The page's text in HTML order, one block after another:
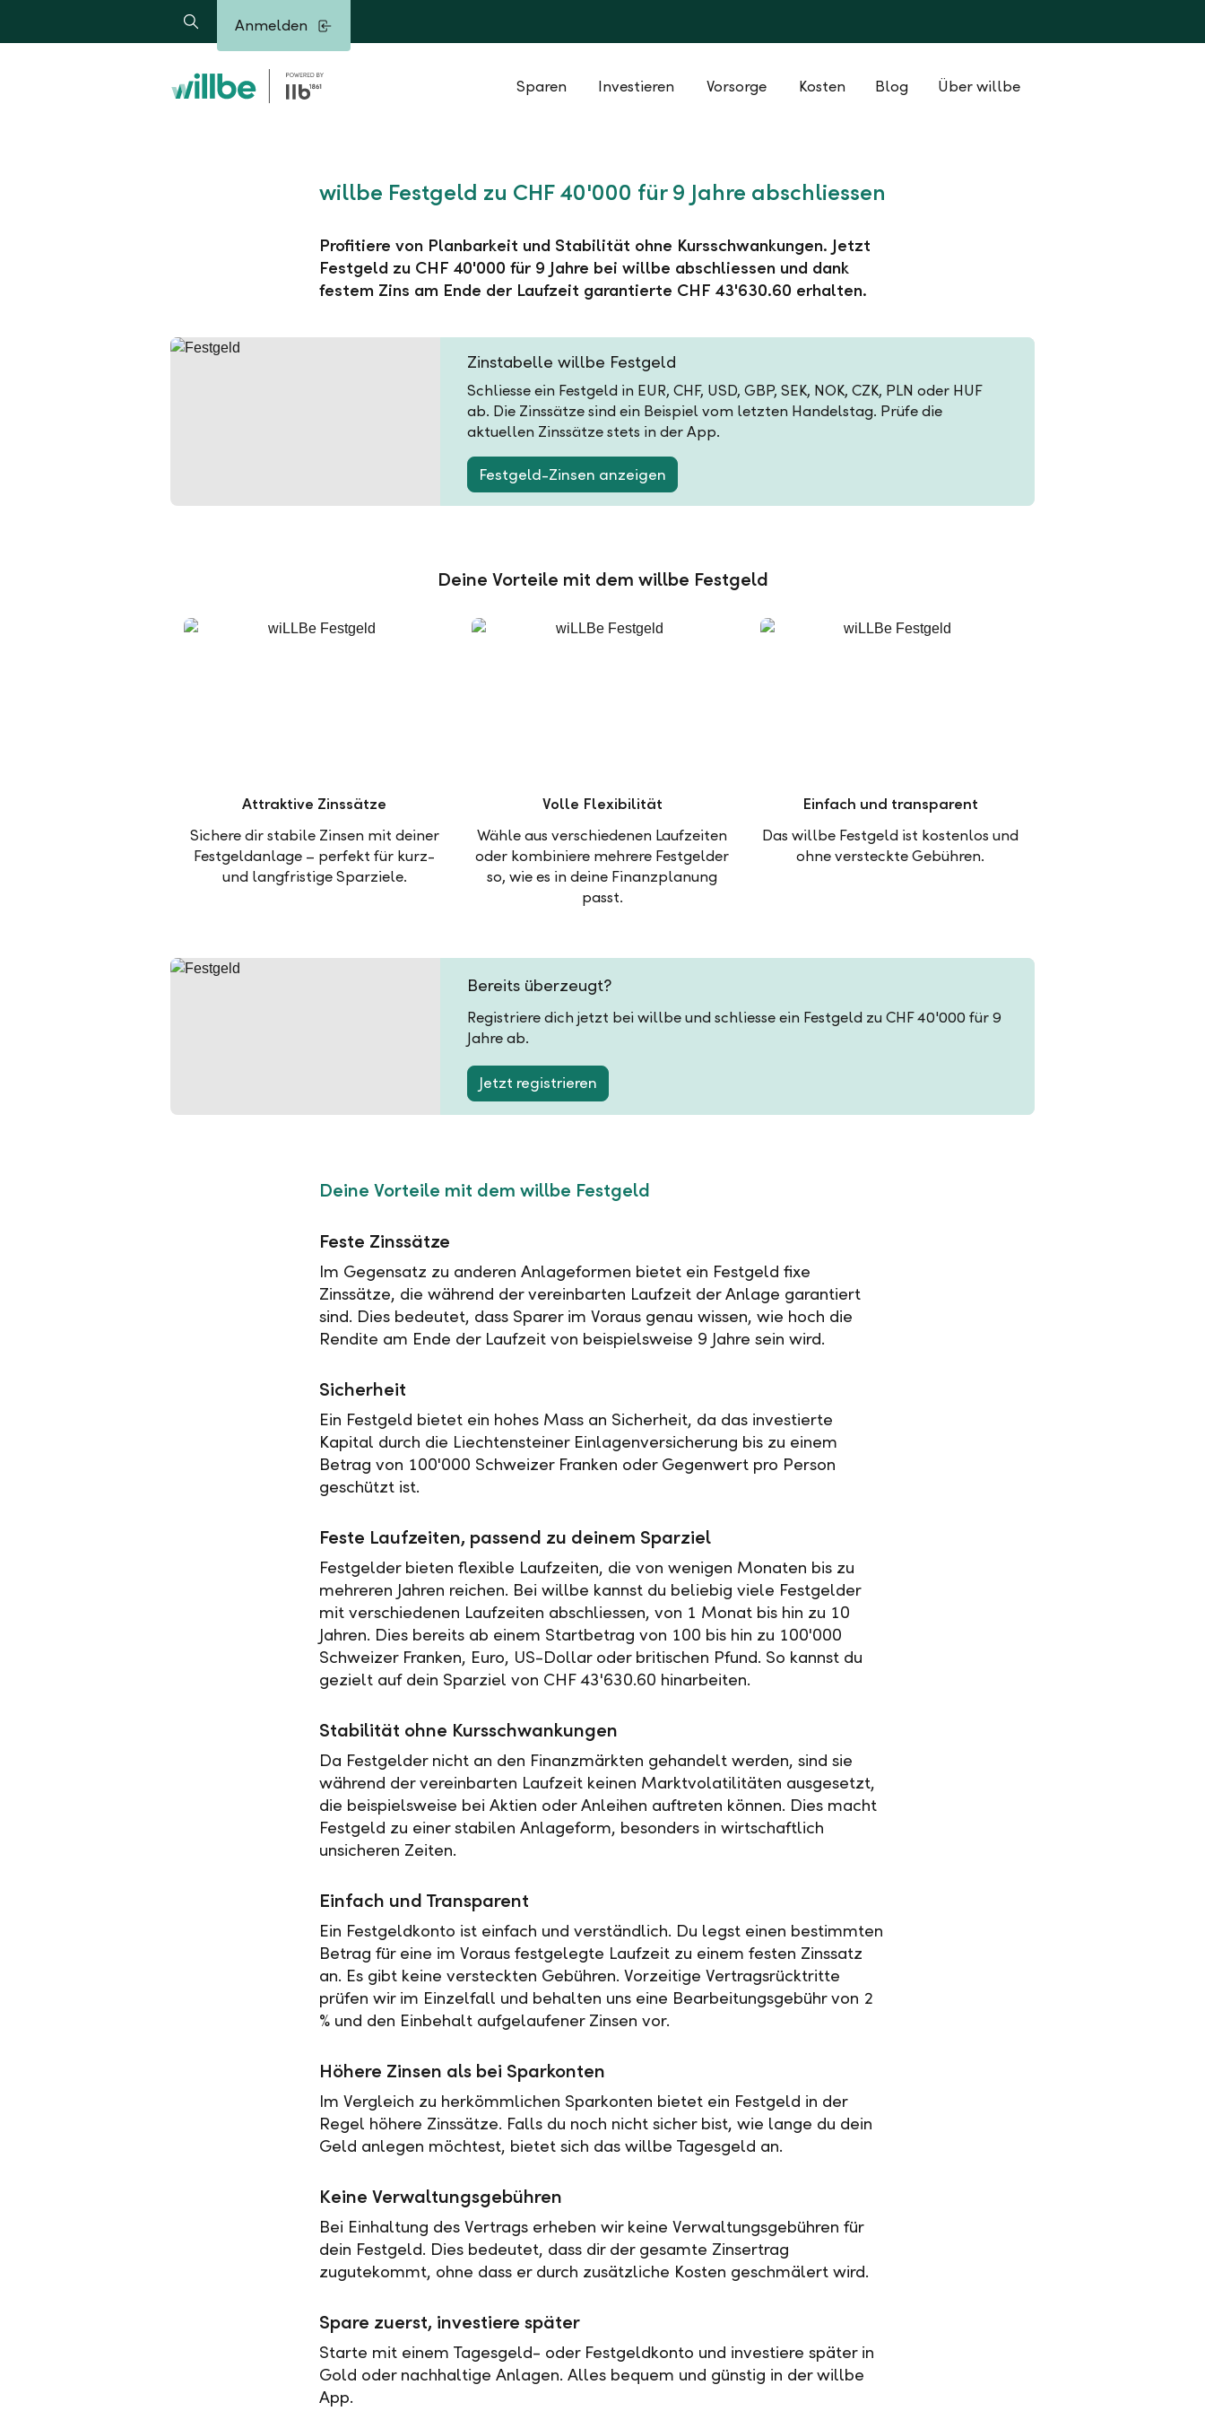
Suche Anmelden
Sparen Investieren Vorsorge Kosten Blog Über willbe
willbe Festgeld zu CHF 40'000 für 9 Jahre abschliessen
Profitiere von Planbarkeit und Stabilität ohne Kursschwankungen. Jetzt
Festgeld zu CHF 40'000 für 9 Jahre bei willbe abschliessen und dank
festem Zins am Ende der Laufzeit garantierte CHF 43'630.60 erhalten.
Zinstabelle willbe Festgeld
Schliesse ein Festgeld in EUR, CHF, USD, GBP, SEK, NOK, CZK, PLN oder HUF
ab. Die Zinssätze sind ein Beispiel vom letzten Handelstag. Prüfe die
aktuellen Zinssätze stets in der App.
Festgeld-Zinsen anzeigen
Deine Vorteile mit dem willbe Festgeld
Attraktive Zinssätze
Sichere dir stabile Zinsen mit deiner
Festgeldanlage – perfekt für kurz-
und langfristige Sparziele.
Volle Flexibilität
Wähle aus verschiedenen Laufzeiten
oder kombiniere mehrere Festgelder
so, wie es in deine Finanzplanung
passt.
Einfach und transparent
Das willbe Festgeld ist kostenlos und
ohne versteckte Gebühren.
Bereits überzeugt?
Registriere dich jetzt bei willbe und schliesse ein Festgeld zu CHF 40'000 für 9
Jahre ab.
Jetzt registrieren
Deine Vorteile mit dem willbe Festgeld
Feste Zinssätze
Im Gegensatz zu anderen Anlageformen bietet ein Festgeld fixe
Zinssätze, die während der vereinbarten Laufzeit der Anlage garantiert
sind. Dies bedeutet, dass Sparer im Voraus genau wissen, wie hoch die
Rendite am Ende der Laufzeit von beispielsweise 9 Jahre sein wird.
Sicherheit
Ein Festgeld bietet ein hohes Mass an Sicherheit, da das investierte
Kapital durch die Liechtensteiner Einlagenversicherung bis zu einem
Betrag von 100'000 Schweizer Franken oder Gegenwert pro Person
geschützt ist.
Feste Laufzeiten, passend zu deinem Sparziel
Festgelder bieten flexible Laufzeiten, die von wenigen Monaten bis zu
mehreren Jahren reichen. Bei willbe kannst du beliebig viele Festgelder
mit verschiedenen Laufzeiten abschliessen, von 1 Monat bis hin zu 10
Jahren. Dies bereits ab einem Startbetrag von 100 bis hin zu 100'000
Schweizer Franken, Euro, US-Dollar oder britischen Pfund. So kannst du
gezielt auf dein Sparziel von CHF 43'630.60 hinarbeiten.
Stabilität ohne Kursschwankungen
Da Festgelder nicht an den Finanzmärkten gehandelt werden, sind sie
während der vereinbarten Laufzeit keinen Marktvolatilitäten ausgesetzt,
die beispielsweise bei Aktien oder Anleihen auftreten können. Dies macht
Festgeld zu einer stabilen Anlageform, besonders in wirtschaftlich
unsicheren Zeiten.
Einfach und Transparent
Ein Festgeldkonto ist einfach und verständlich. Du legst einen bestimmten
Betrag für eine im Voraus festgelegte Laufzeit zu einem festen Zinssatz
an. Es gibt keine versteckten Gebühren. Vorzeitige Vertragsrücktritte
prüfen wir im Einzelfall und behalten uns eine Bearbeitungsgebühr von 2
% und den Einbehalt aufgelaufener Zinsen vor.
Höhere Zinsen als bei Sparkonten
Im Vergleich zu herkömmlichen Sparkonten bietet ein Festgeld in der
Regel höhere Zinssätze. Falls du noch nicht sicher bist, wie lange du dein
Geld anlegen möchtest, bietet sich das willbe Tagesgeld an.
Keine Verwaltungsgebühren
Bei Einhaltung des Vertrags erheben wir keine Verwaltungsgebühren für
dein Festgeld. Dies bedeutet, dass dir der gesamte Zinsertrag
zugutekommt, ohne dass er durch zusätzliche Kosten geschmälert wird.
Spare zuerst, investiere später
Starte mit einem Tagesgeld- oder Festgeldkonto und investiere später in
Gold oder nachhaltige Anlagen. Alles bequem und günstig in der willbe
App.